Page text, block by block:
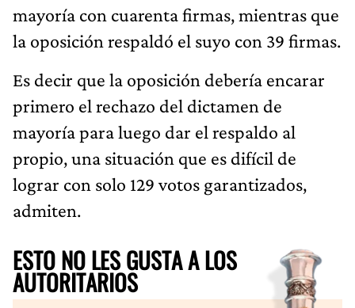
mayoría con cuarenta firmas, mientras que
la oposición respaldó el suyo con 39 firmas.
Es decir que la oposición debería encarar
primero el rechazo del dictamen de
mayoría para luego dar el respaldo al
propio, una situación que es difícil de
lograr con solo 129 votos garantizados,
admiten.
ESTO NO LES GUSTA A LOS
AUTORITARIOS